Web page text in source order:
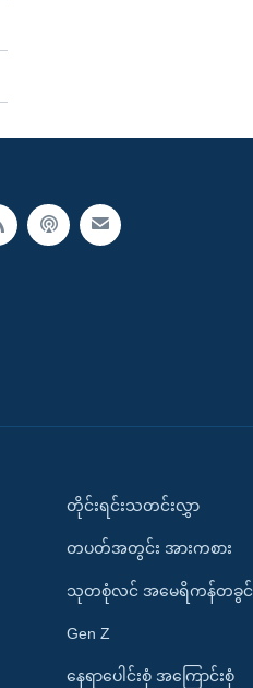
တိုင်းရင်းသတင်းလွှာ
တပတ်အတွင်း အားကစား
သုတစုံလင် အမေရိကန်တခွင်
Gen Z
နေရာပေါင်းစုံ အကြောင်းစုံ